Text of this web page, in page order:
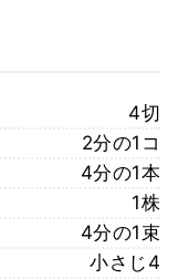
4切
2分の1コ
4分の1本
1株
4分の1束
小さじ4